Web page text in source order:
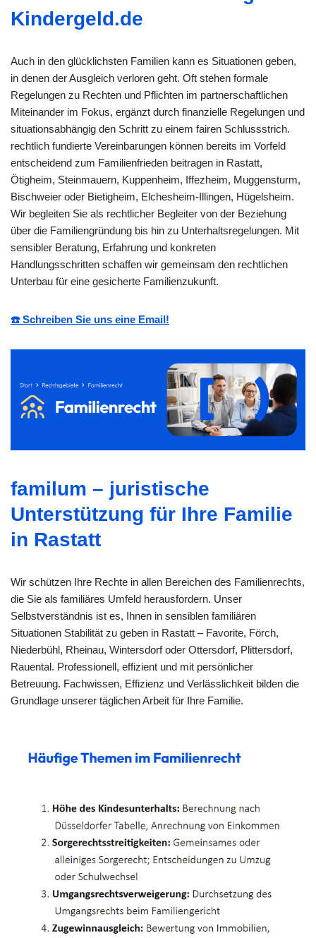
Kindergeld.de
Auch in den glücklichsten Familien kann es Situationen geben,
in denen der Ausgleich verloren geht. Oft stehen formale
Regelungen zu Rechten und Pflichten im partnerschaftlichen
Miteinander im Fokus, ergänzt durch finanzielle Regelungen und
situationsabhängig den Schritt zu einem fairen Schlussstrich.
rechtlich fundierte Vereinbarungen können bereits im Vorfeld
entscheidend zum Familienfrieden beitragen in Rastatt,
Ötigheim, Steinmauern, Kuppenheim, Iffezheim, Muggensturm,
Bischweier oder Bietigheim, Elchesheim-Illingen, Hügelsheim.
Wir begleiten Sie als rechtlicher Begleiter von der Beziehung
über die Familiengründung bis hin zu Unterhaltsregelungen. Mit
sensibler Beratung, Erfahrung und konkreten
Handlungsschritten schaffen wir gemeinsam den rechtlichen
Unterbau für eine gesicherte Familienzukunft.
☎️ Schreiben Sie uns eine Email!
familum – juristische
Unterstützung für Ihre Familie
in Rastatt
Wir schützen Ihre Rechte in allen Bereichen des Familienrechts,
die Sie als familiäres Umfeld herausfordern. Unser
Selbstverständnis ist es, Ihnen in sensiblen familiären
Situationen Stabilität zu geben in Rastatt – Favorite, Förch,
Niederbühl, Rheinau, Wintersdorf oder Ottersdorf, Plittersdorf,
Rauental. Professionell, effizient und mit persönlicher
Betreuung. Fachwissen, Effizienz und Verlässlichkeit bilden die
Grundlage unserer täglichen Arbeit für Ihre Familie.